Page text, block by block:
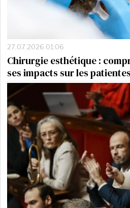
27.07.2026 01:06
Chirurgie esthétique :
ses impacts sur les patientes